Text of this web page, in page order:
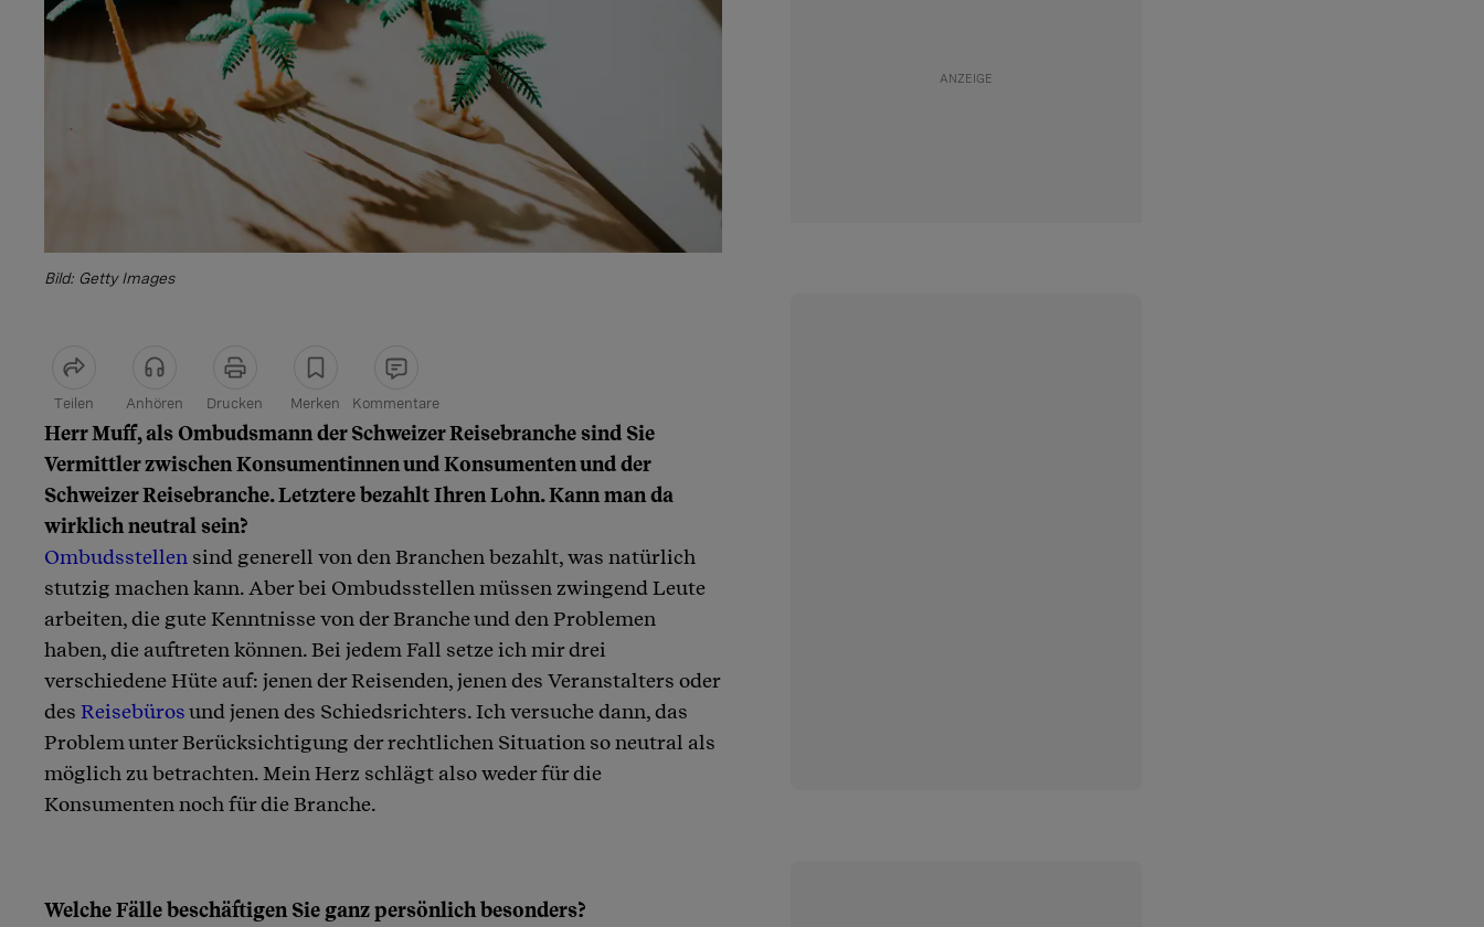
Bild: Getty Images
Teilen Anhören Drucken Merken Kommentare
Artikel teilen
Herr Muff, als Ombudsmann der Schweizer Reisebranche sind Sie
Vermittler zwischen Konsumentinnen und Konsumenten und der
Schweizer Reisebranche. Letztere bezahlt Ihren Lohn. Kann man da
wirklich neutral sein?
Ombudsstellen sind generell von den Branchen bezahlt, was natürlich
stutzig machen kann. Aber bei Ombudsstellen müssen zwingend Leute
arbeiten, die gute Kenntnisse von der Branche und den Problemen
haben, die auftreten können. Bei jedem Fall setze ich mir drei
verschiedene Hüte auf: jenen der Reisenden, jenen des Veranstalters oder
des Reisebürosund jenen des Schiedsrichters. Ich versuche dann, das
Problem unter Berücksichtigung der rechtlichen Situation so neutral als
möglich zu betrachten. Mein Herz schlägt also weder für die
Konsumenten noch für die Branche.
Welche Fälle beschäftigen Sie ganz persönlich besonders?